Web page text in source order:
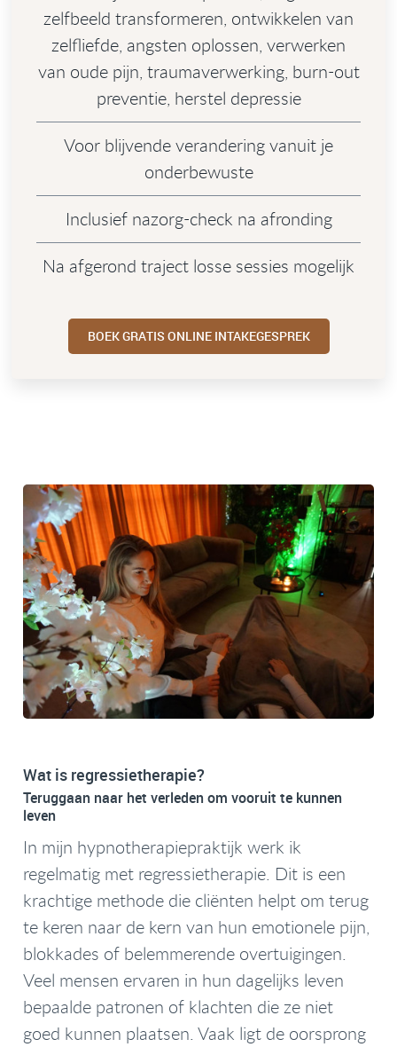
zelfbeeld transformeren, ontwikkelen van
zelfliefde, angsten oplossen, verwerken
van oude pijn, traumaverwerking, burn-out
preventie, herstel depressie
Voor blijvende verandering vanuit je
onderbewuste
Inclusief nazorg-check na afronding
Na afgerond traject losse sessies mogelijk
BOEK GRATIS ONLINE INTAKEGESPREK
Wat is regressietherapie?
Teruggaan naar het verleden om vooruit te kunnen
leven
In mijn hypnotherapiepraktijk werk ik
regelmatig met regressietherapie. Dit is een
krachtige methode die cliënten helpt om terug
te keren naar de kern van hun emotionele pijn,
blokkades of belemmerende overtuigingen.
Veel mensen ervaren in hun dagelijks leven
bepaalde patronen of klachten die ze niet
goed kunnen plaatsen. Vaak ligt de oorsprong